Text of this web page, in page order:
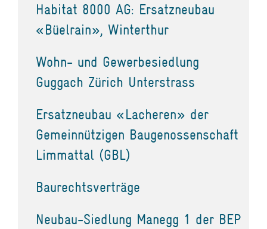
Habitat 8000 AG: Ersatzneubau
«Büelrain», Winterthur
Wohn- und Gewerbesiedlung
Guggach Zürich Unterstrass
Ersatzneubau «Lacheren» der
Gemeinnützigen Baugenossenschaft
Limmattal (GBL)
Baurechtsverträge
Neubau-Siedlung Manegg 1 der BEP